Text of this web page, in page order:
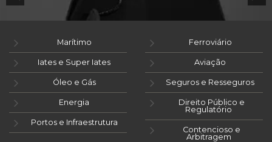
Marítimo
Iates e Super Iates
Óleo e Gás
Energia
Portos e Infraestrutura
Ferroviário
Aviação
Seguros e Resseguros
Direito Público e
Regulatório
Contencioso e
Arbitragem